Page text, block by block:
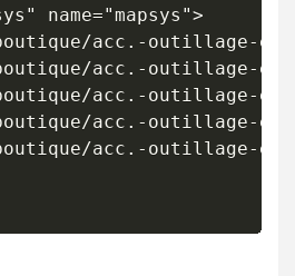
name="mapsys">
acc.-outillage-
acc.-outillage-
acc.-outillage-
acc.-outillage-
acc.-outillage-